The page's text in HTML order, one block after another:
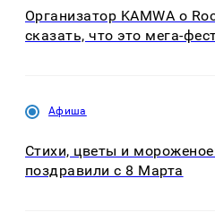
Организатор KAMWA о
сказать, что это мега-
Афиша
Стихи, цветы и
поздравили с 8 Марта